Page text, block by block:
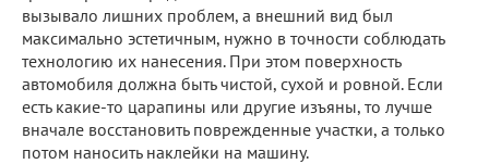
вызывало лишних проблем, а внешний вид был
максимально эстетичным, нужно в точности соблюдать
технологию их нанесения. При этом поверхность
автомобиля должна быть чистой, сухой и ровной. Если
есть какие-то царапины или другие изъяны, то лучше
вначале восстановить поврежденные участки, а только
потом наносить наклейки на машину.